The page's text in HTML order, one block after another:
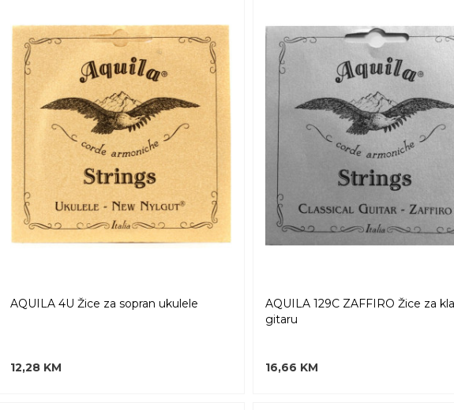
AQUILA 4U Žice za sopran ukulele
12,28 KM
AQUILA 129C ZAFFIRO Žice za
gitaru
16,66 KM